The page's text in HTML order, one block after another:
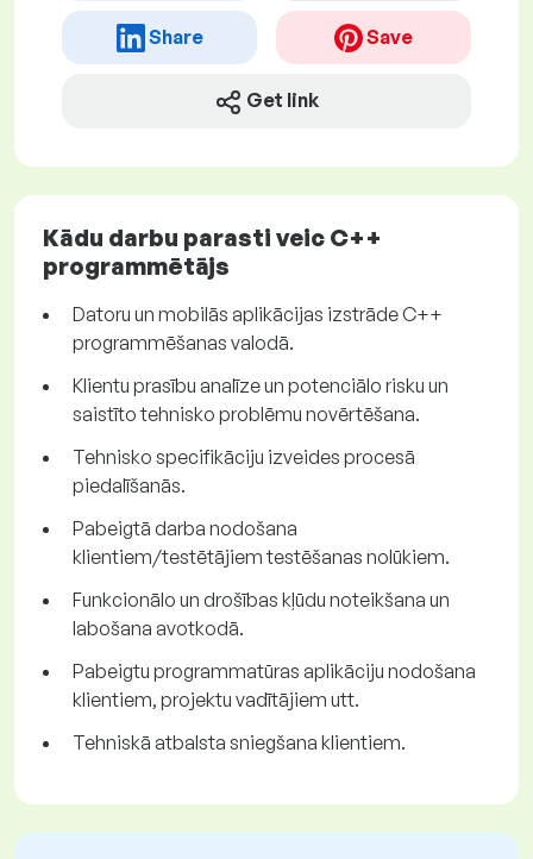
Share Save
Get link
Kādu darbu parasti veic C++
programmētājs
Datoru un mobilās aplikācijas izstrāde C++
programmēšanas valodā.
Klientu prasību analīze un potenciālo risku un
saistīto tehnisko problēmu novērtēšana.
Tehnisko specifikāciju izveides procesā
piedalīšanās.
Pabeigtā darba nodošana
klientiem/testētājiem testēšanas nolūkiem.
Funkcionālo un drošības kļūdu noteikšana un
labošana avotkodā.
Pabeigtu programmatūras aplikāciju nodošana
klientiem, projektu vadītājiem utt.
Tehniskā atbalsta sniegšana klientiem.